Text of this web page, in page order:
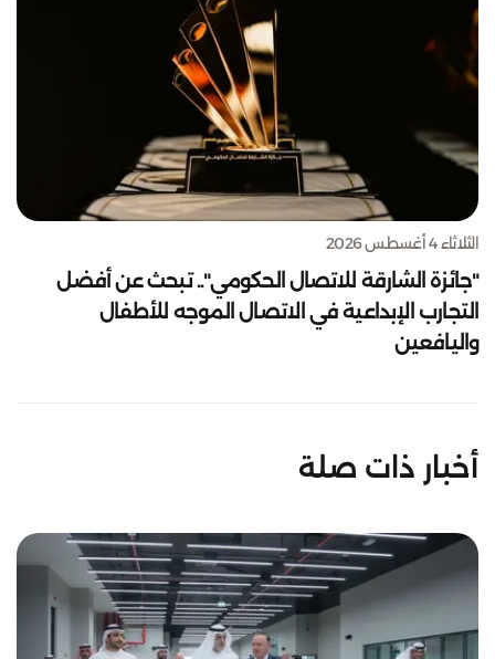
الثلاثاء 4 أغسطس 2026
"جائزة الشارقة للاتصال الحكومي".. تبحث عن أفضل
التجارب الإبداعية في الاتصال الموجه للأطفال
واليافعين
أخبار ذات صلة